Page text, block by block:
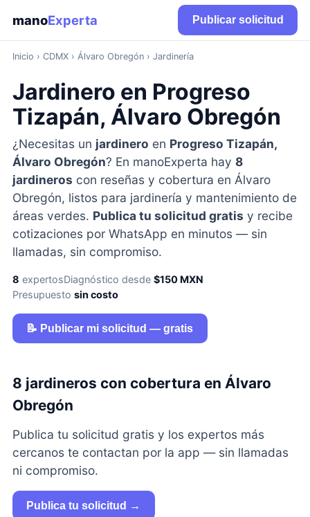
manoExperta Publicar solicitud
Inicio › CDMX› Álvaro Obregón › Jardinería
Jardinero en Progreso
Tizapán, Álvaro Obregón
¿Necesitas un jardinero en Progreso Tizapán,
Álvaro Obregón? En manoExperta hay 8
jardineros con reseñas y cobertura en Álvaro
Obregón, listos para jardinería y mantenimiento de
áreas verdes. Publica tu solicitud gratis y recibe
cotizaciones por WhatsApp en minutos — sin
llamadas, sin compromiso.
8 expertosDiagnóstico desde $150 MXN
Presupuesto sin costo
📝 Publicar mi solicitud — gratis
8 jardineros con cobertura en Álvaro
Obregón
Publica tu solicitud gratis y los expertos más
cercanos te contactan por la app — sin llamadas
ni compromiso.
Publica tu solicitud →